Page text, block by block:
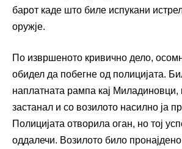
барот каде што биле испукани
оружје.
По извршеното кривично дело,
обидел да побегне од полицијата.
наплатната рампа кај Миладиновци,
застанал и со возилото насилно ја
Полицијата отворила оган, но тој
оддалечи. Возилото било